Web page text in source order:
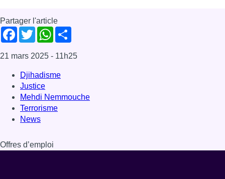
Partager l'article
Facebook
TwitterWhatsApp
21 mars 2025 - 11h25
Djihadisme
Justice
Mehdi Nemmouche
Terrorisme
News
Offres d’emploi